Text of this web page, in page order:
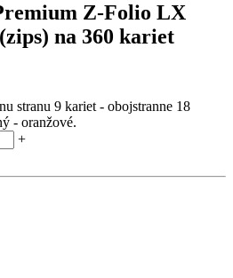
Z-Folio LX
na 360 kariet
stranu 9 kariet - obojstranne 18
- oranžové.
+